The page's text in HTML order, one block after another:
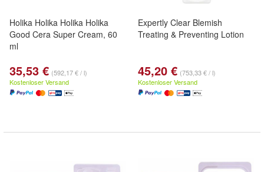
Holika Holika Holika Holika
Good Cera Super Cream, 60
ml
35,53 € (592,17 € / l)
Kostenloser Versand
Expertly Clear Blemish
Treating & Preventing Lotion
45,20 € (753,33 € / l)
Kostenloser Versand